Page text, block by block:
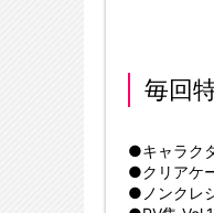
毎回
●キャラク
●クリアケ
●ノンクレ